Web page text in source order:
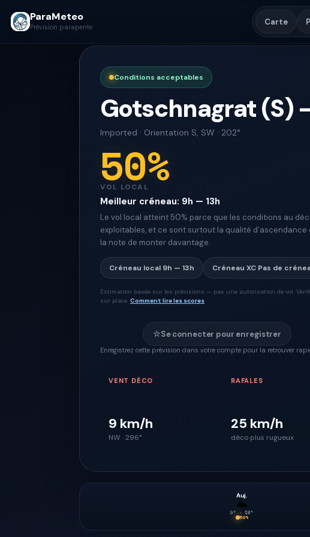
ParaMeteo
Prévision parapente
Carte
Conditions acceptables
Gotschnagrat (S)
Imported · Orientation S, SW · 202°
50%
VOL LOCAL
Meilleur créneau: 9h — 13h
Le vol local atteint 50% parce que les conditions au
exploitables, et ce sont surtout la qualité
la note de monter davantage.
Créneau local 9h — 13h Créneau XC Pas de
Estimation basée sur les prévisions — pas une autorisation de vol.
sur place. Comment lire les scores
☆Se connecter pour enregistrer
Enregistrez cette prévision dans votre compte pour la retrouver
VENT DÉCO
9 km/h
NW · 296°
RAFALES
25 km/h
déco plus rugueux
Auj.
☁️
9° ·18°
50%